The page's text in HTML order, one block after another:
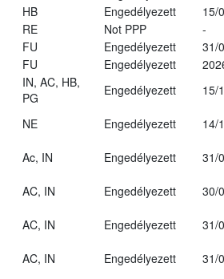
HB Engedélyezett
15/
RE Not PPP
-
FU Engedélyezett
31/
FU Engedélyezett
IN, AC, HB,
PG
Engedélyezett
15/
NE Engedélyezett
14/
Ac, IN Engedélyezett
31/
AC, IN Engedélyezett
30/
AC, IN Engedélyezett
31/
AC, IN Engedélyezett
31/